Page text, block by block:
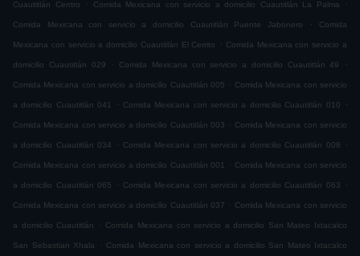
Cuautitlán Centro . Comida Mexicana con servicio a domicilio Cuautitlán La Palma .
Comida Mexicana con servicio a domicilio Cuautitlán Puente Jabonero . Comida
Mexicana con servicio a domicilio Cuautitlán El Cerrito . Comida Mexicana con servicio a
domicilio Cuautitlán 029 . Comida Mexicana con servicio a domicilio Cuautitlán 49 .
Comida Mexicana con servicio a domicilio Cuautitlán 005 . Comida Mexicana con servicio
a domicilio Cuautitlán 041 . Comida Mexicana con servicio a domicilio Cuautitlán 010 .
Comida Mexicana con servicio a domicilio Cuautitlán 003 . Comida Mexicana con servicio
a domicilio Cuautitlán 034 . Comida Mexicana con servicio a domicilio Cuautitlán 008 .
Comida Mexicana con servicio a domicilio Cuautitlán 001 . Comida Mexicana con servicio
a domicilio Cuautitlán 065 . Comida Mexicana con servicio a domicilio Cuautitlán 063 .
Comida Mexicana con servicio a domicilio Cuautitlán 037 . Comida Mexicana con servicio
a domicilio Cuautitlán . Comida Mexicana con servicio a domicilio San Mateo Ixtacalco
San Sebastian Xhala . Comida Mexicana con servicio a domicilio San Mateo Ixtacalco